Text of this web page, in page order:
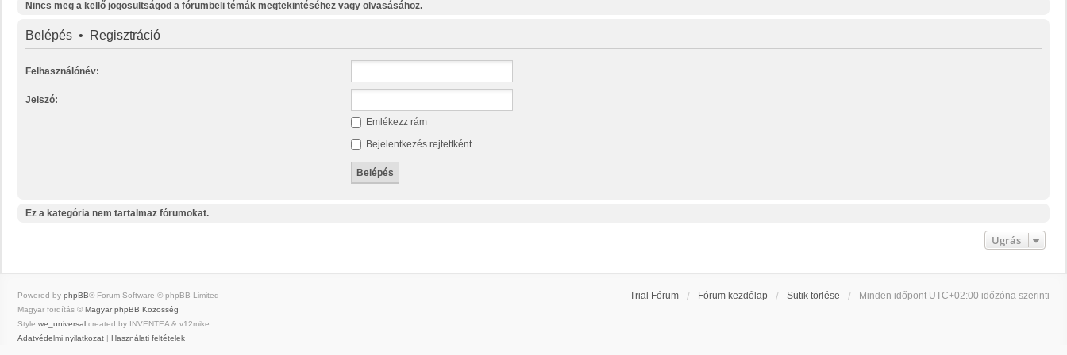
Nincs meg a kellő jogosultságod a fórumbeli témák megtekintéséhez vagy olvasásához.
Belépés • Regisztráció
Felhasználónév:
Jelszó:
Emlékezz rám
Bejelentkezés rejtettként
Ez a kategória nem tartalmaz fórumokat.
Ugrás
Trial Fórum Fórum kezdőlap Sütik törlése Minden időpont UTC+02:00 időzóna szerinti
Powered by phpBB® Forum Software © phpBB Limited
Magyar fordítás © Magyar phpBB Közösség
Style we_universal created by INVENTEA & v12mike
Adatvédelmi nyilatkozat
Használati feltételek